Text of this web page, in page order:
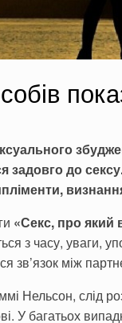
задовго до
«Секс, про який
з часу, уваги,
зв’язок між
Нельсон, слід
У багатьох